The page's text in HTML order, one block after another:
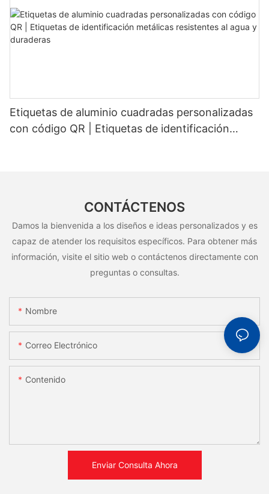
Etiquetas de aluminio cuadradas personalizadas
con código QR | Etiquetas de identificación
CONTÁCTENOS
Damos la bienvenida a los diseños e ideas personalizados y es
capaz de atender los requisitos específicos. Para obtener más
información, visite el sitio web o contáctenos directamente con
preguntas o consultas.
Nombre
Correo Electrónico
Contenido
Enviar Consulta Ahora